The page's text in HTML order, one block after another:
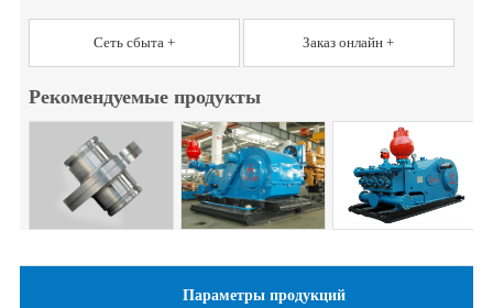
Сеть сбыта + Заказ онлайн +
Рекомендуемые продукты
Параметры продукций